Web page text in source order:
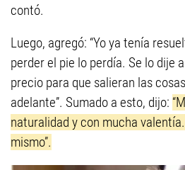
contó.
Luego, agregó: “Yo ya tenía
perder el pie lo perdía. Se lo dije
precio para que salieran las
adelante”. Sumado a esto, dijo:
naturalidad y con mucha
mismo”.